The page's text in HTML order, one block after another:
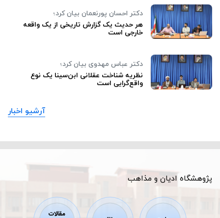
دکتر احسان پورنعمان بیان کرد؛
هر حدیث یک گزارش تاریخی از یک واقعه
خارجی است
دکتر عباس مهدوی بیان کرد؛
نظریه شناخت عقلانی ابن‌سینا یک نوع
واقع‌گرایی است
آرشیو اخبار
پژوهشگاه ادیان و مذاهب
مقالات